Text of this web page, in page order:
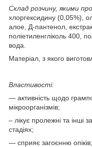
Склад розчину, якими
хлоргексидину (0,05%),
алое, Д-пантенол,
поліетиленгліколь 400,
вода.
Матеріал, з якого
Властивості:
— активність щодо
мікроорганізмів;
– лікує пролежні та інші
стадіях;
— сприяє загоєнню опіків;